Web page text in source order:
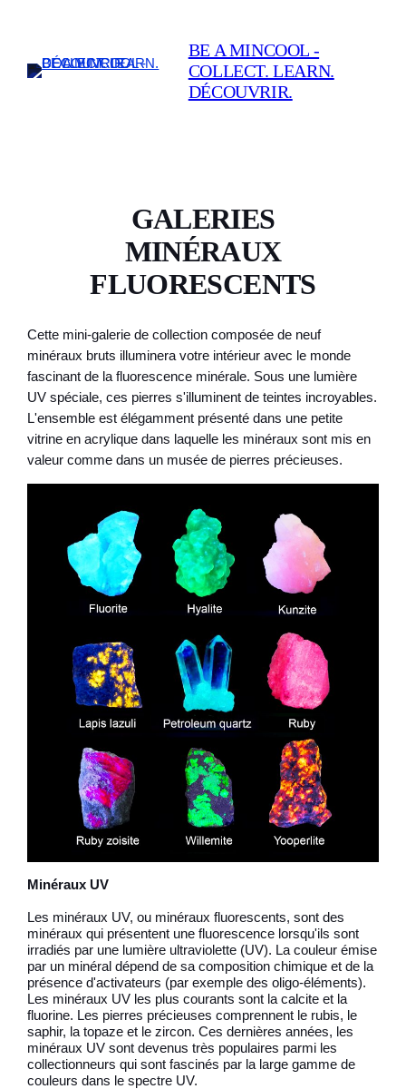
content
BE A MINCOOL -
COLLECT. LEARN.
DÉCOUVRIR.
GALERIES
MINÉRAUX
FLUORESCENTS
Cette mini-galerie de collection composée de neuf
minéraux bruts illuminera votre intérieur avec le monde
fascinant de la fluorescence minérale. Sous une lumière
UV spéciale, ces pierres s'illuminent de teintes incroyables.
L'ensemble est élégamment présenté dans une petite
vitrine en acrylique dans laquelle les minéraux sont mis en
valeur comme dans un musée de pierres précieuses.
Minéraux UV
Les minéraux UV, ou minéraux fluorescents, sont des
minéraux qui présentent une fluorescence lorsqu'ils sont
irradiés par une lumière ultraviolette (UV). La couleur émise
par un minéral dépend de sa composition chimique et de la
présence d'activateurs (par exemple des oligo-éléments).
Les minéraux UV les plus courants sont la calcite et la
fluorine. Les pierres précieuses comprennent le rubis, le
saphir, la topaze et le zircon. Ces dernières années, les
minéraux UV sont devenus très populaires parmi les
collectionneurs qui sont fascinés par la large gamme de
couleurs dans le spectre UV.